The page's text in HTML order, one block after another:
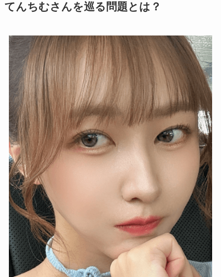
てんちむさんを巡る問題とは？